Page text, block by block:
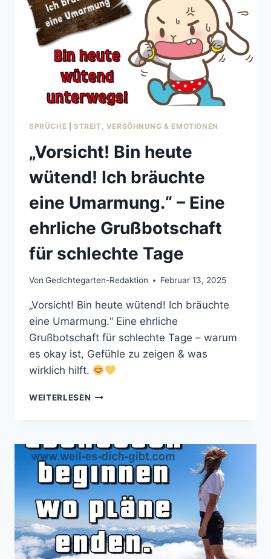
ROUTINE
NICHT
LANGWEILIG,
SONDERN
ERFÜLLEND
SEIN
KANN
SPRÜCHE STREIT, VERSÖHNUNG & EMOTIONEN
„Vorsicht! Bin heute
wütend! Ich bräuchte
eine Umarmung.“ – Eine
ehrliche Grußbotschaft
für schlechte Tage
Von Gedichtegarten-Redaktion Februar 13, 2025
„Vorsicht! Bin heute wütend! Ich bräuchte
eine Umarmung.“ Eine ehrliche
Grußbotschaft für schlechte Tage – warum
es okay ist, Gefühle zu zeigen & was
wirklich hilft.
WEITERLESEN „VORSICHT!
ICH
BRÄUCHTE
EINE
UMARMUNG.“
EHRLICHE
GRUSSBOTSCHAFT F
ÜR S